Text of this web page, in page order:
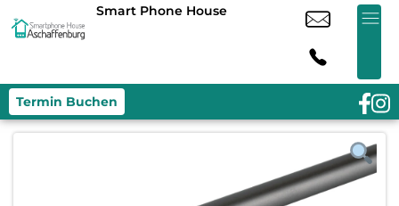
Smart Phone House
Termin Buchen